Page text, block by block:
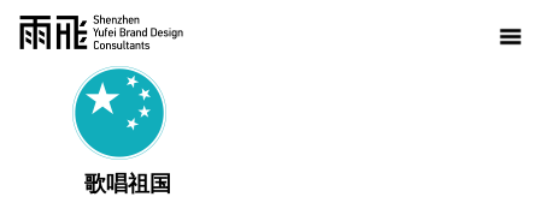
歌唱祖国